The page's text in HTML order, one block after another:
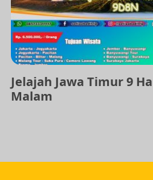
Jelajah Jawa Timur 9
Malam